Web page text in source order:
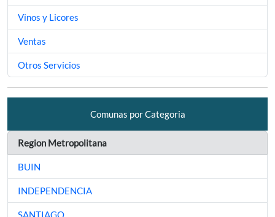
Vinos y Licores
Ventas
Otros Servicios
Comunas por Categoria
Region Metropolitana
BUIN
INDEPENDENCIA